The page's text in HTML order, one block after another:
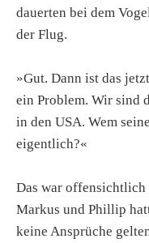
dauerten bei dem
der Flug.
»Gut. Dann ist das
ein Problem. Wir sind
in den USA. Wem
eigentlich?«
Das war
Markus und Phillip
keine Ansprüche